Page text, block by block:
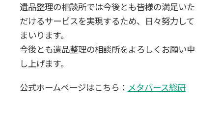
0120-20-1349
Webで無料見積りする
遺品整理の相談所では今後とも皆様の満足いた
だけるサービスを実現するため、日々努力して
まいります。
今後とも遺品整理の相談所をよろしくお願い申
し上げます。
公式ホームページはこちら： メタバース総研